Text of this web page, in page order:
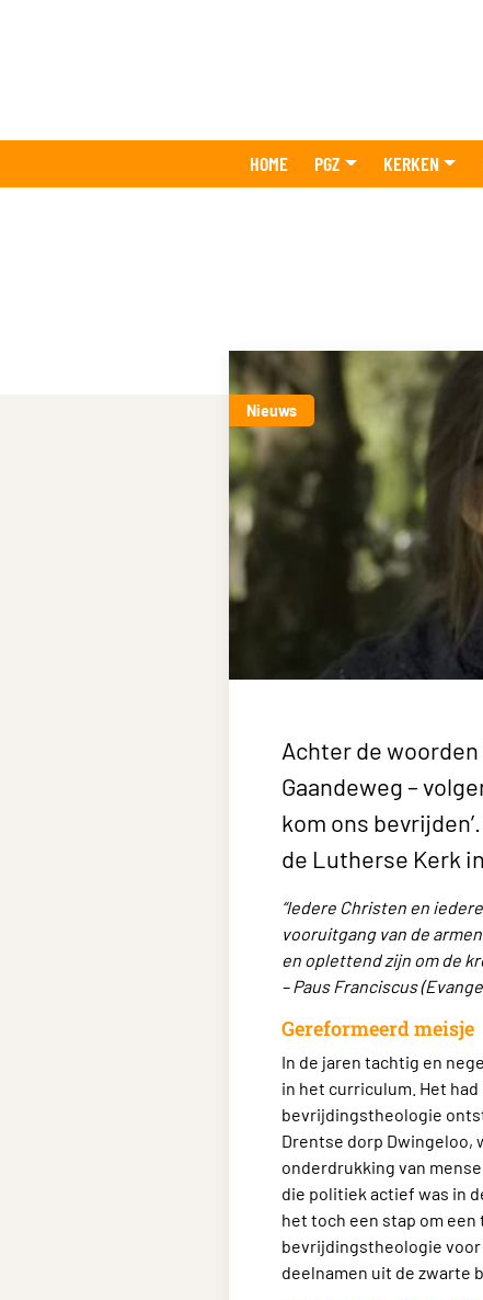
HOME PGZ KERKEN
Nieuws
Achter de woorden
Gaandeweg –
kom ons
de Lutherse Kerk
“Iedere Christen en
vooruitgang van de
en oplettend zijn om de
– Paus Franciscus
Gereformeerd meisje
In de jaren tachtig en
in het curriculum. Het
bevrijdingstheologie
Drentse dorp Dwingeloo,
onderdrukking van
die politiek actief was in
het toch een stap om
bevrijdingstheologie
deelnamen uit de zwarte